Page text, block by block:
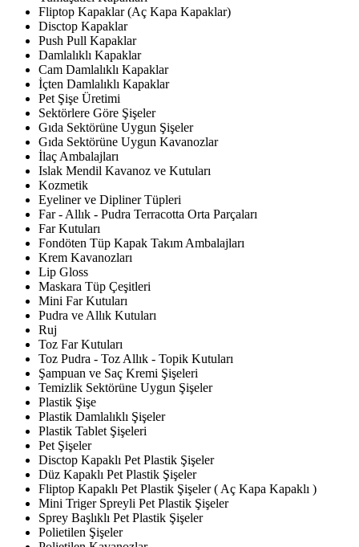
Fliptop Kapaklar (Aç Kapa Kapaklar)
Disctop Kapaklar
Push Pull Kapaklar
Damlalıklı Kapaklar
Cam Damlalıklı Kapaklar
İçten Damlalıklı Kapaklar
Pet Şişe Üretimi
Sektörlere Göre Şişeler
Gıda Sektörüne Uygun Şişeler
Gıda Sektörüne Uygun Kavanozlar
İlaç Ambalajları
Islak Mendil Kavanoz ve Kutuları
Kozmetik
Eyeliner ve Dipliner Tüpleri
Far - Allık - Pudra Terracotta Orta Parçaları
Far Kutuları
Fondöten Tüp Kapak Takım Ambalajları
Krem Kavanozları
Lip Gloss
Maskara Tüp Çeşitleri
Mini Far Kutuları
Pudra ve Allık Kutuları
Ruj
Toz Far Kutuları
Toz Pudra - Toz Allık - Topik Kutuları
Şampuan ve Saç Kremi Şişeleri
Temizlik Sektörüne Uygun Şişeler
Plastik Şişe
Plastik Damlalıklı Şişeler
Plastik Tablet Şişeleri
Pet Şişeler
Disctop Kapaklı Pet Plastik Şişeler
Düz Kapaklı Pet Plastik Şişeler
Fliptop Kapaklı Pet Plastik Şişeler ( Aç Kapa Kapaklı )
Mini Triger Spreyli Pet Plastik Şişeler
Sprey Başlıklı Pet Plastik Şişeler
Polietilen Şişeler